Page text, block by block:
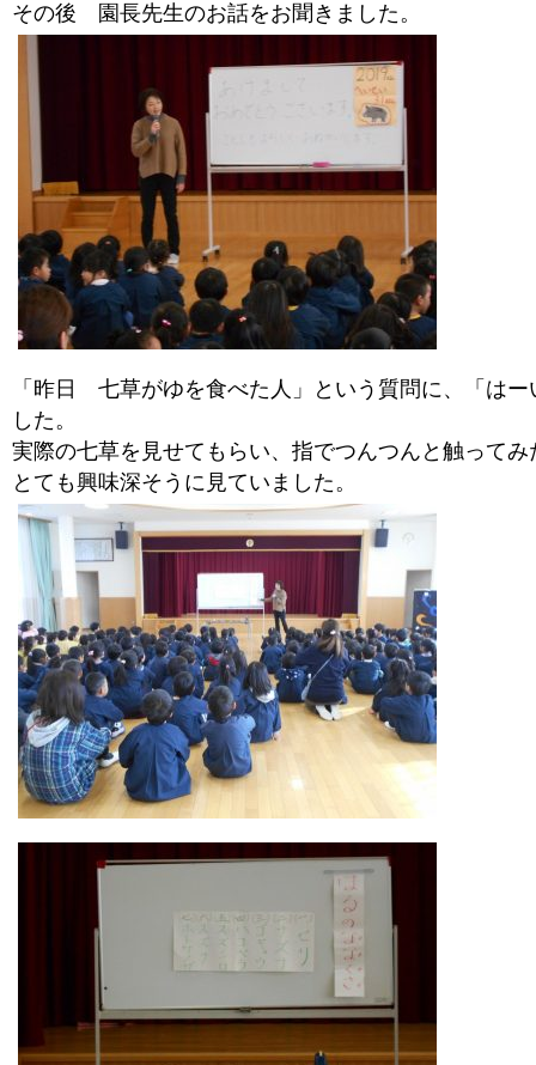
その後 園長先生のお話をお聞きました。
「昨日 七草がゆを食べた人」という質問に、「は
した。
実際の七草を見せてもらい、指でつんつんと触ってみ
とても興味深そうに見ていました。